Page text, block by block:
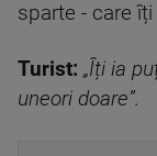
sparte - care
Turist: „Îți ia
uneori doare”.